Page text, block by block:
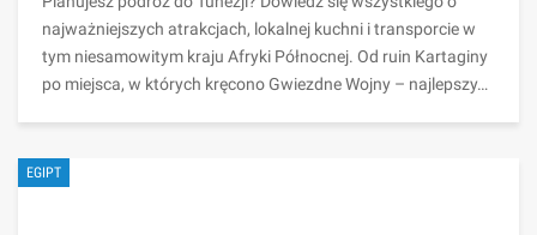
najważniejszych atrakcjach, lokalnej kuchni i transporcie w
tym niesamowitym kraju Afryki Północnej. Od ruin Kartaginy
po miejsca, w których kręcono Gwiezdne Wojny – najlepszy…
EGIPT